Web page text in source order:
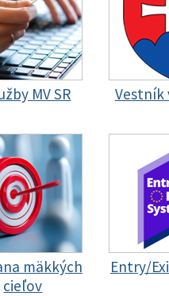
MV SR Vestník
mäkkých
cieľov
Entry/